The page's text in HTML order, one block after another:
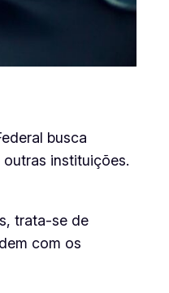
busca
instituições.
trata-se de
com os